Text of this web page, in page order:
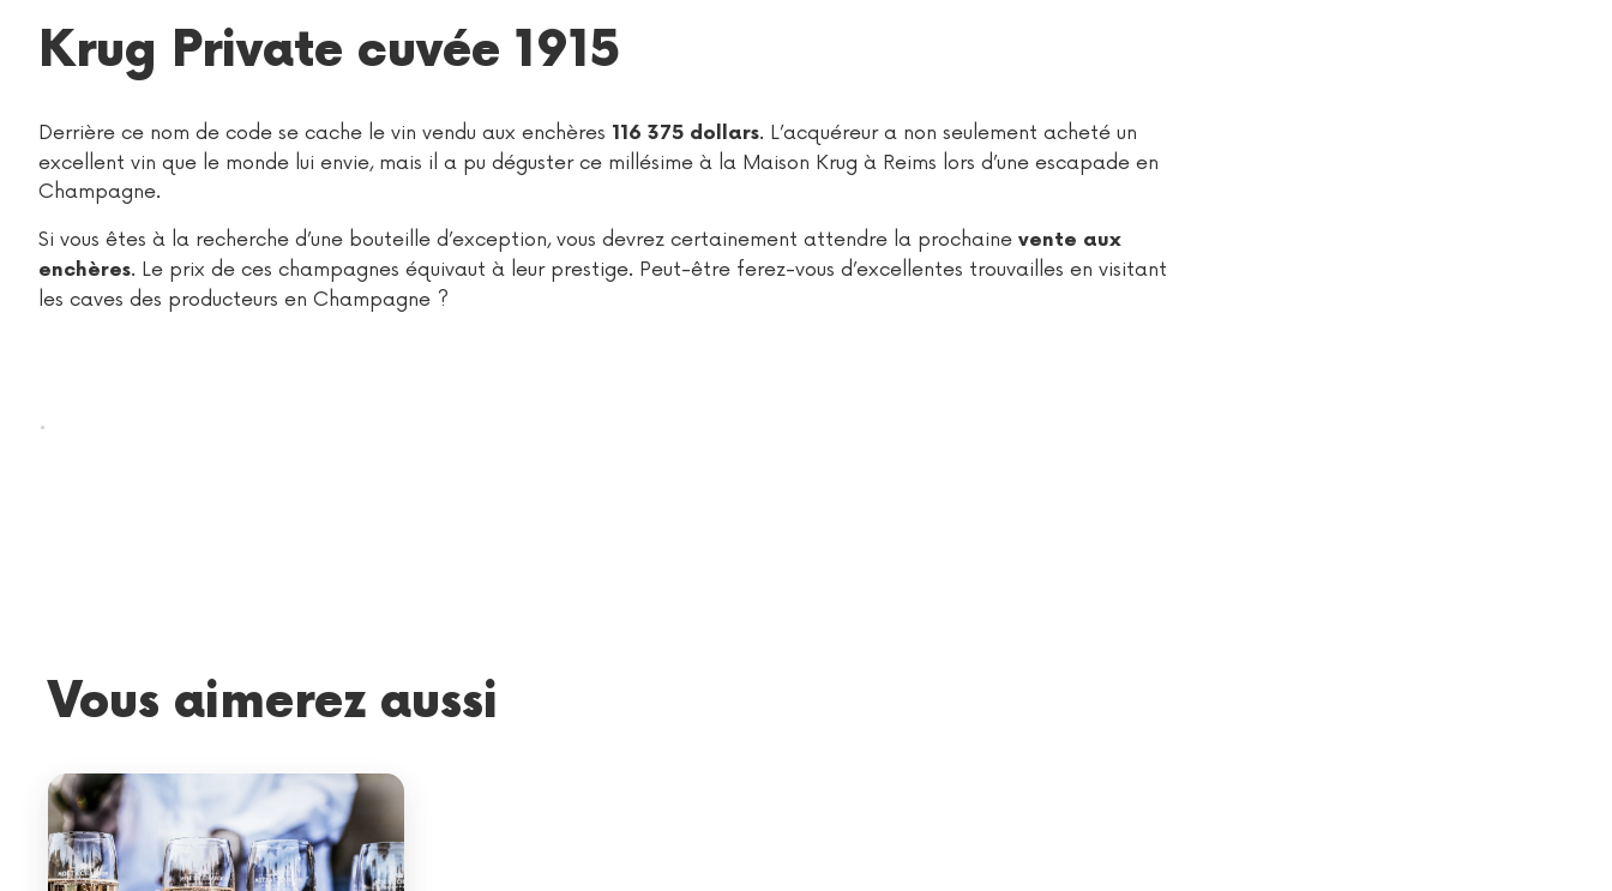
Krug Private cuvée 1915
Derrière ce nom de code se cache le vin vendu aux enchères 116 375 dollars. L’acquéreur a non seulement acheté un
excellent vin que le monde lui envie, mais il a pu déguster ce millésime à la Maison Krug à Reims lors d’une escapade en
Champagne.
Si vous êtes à la recherche d’une bouteille d’exception, vous devrez certainement attendre la prochaine vente aux
enchères. Le prix de ces champagnes équivaut à leur prestige. Peut-être ferez-vous d’excellentes trouvailles en visitant
les caves des producteurs en Champagne ?
.
Vous aimerez aussi